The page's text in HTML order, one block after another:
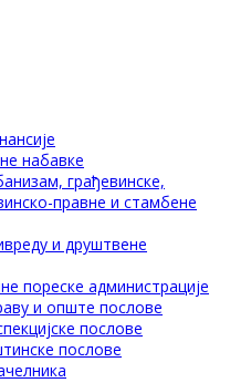
набавке
грађевинске,
правне и стамбене
и друштвене
пореске администрације
и опште послове
послове
послове